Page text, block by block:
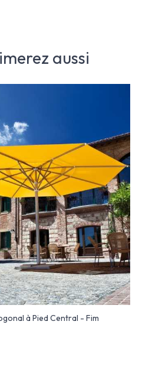
aussi
à Pied Central - Fim